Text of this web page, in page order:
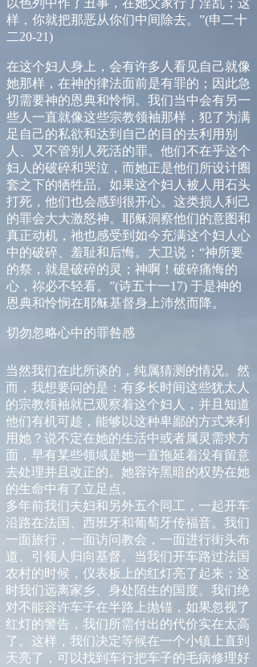
以色列中作了丑事，在她父家行了淫乱；这
样，你就把那恶从你们中间除去。”(申二十
二20-21)
在这个妇人身上，会有许多人看见自己就像
她那样，在神的律法面前是有罪的；因此急
切需要神的恩典和怜悯。我们当中会有另一
些人一直就像这些宗教领袖那样，犯了为满
足自己的私欲和达到自己的目的去利用别
人、又不管别人死活的罪。他们不在乎这个
妇人的破碎和哭泣，而她正是他们所设计圈
套之下的牺牲品。如果这个妇人被人用石头
打死，他们也会感到很开心。这类损人利己
的罪会大大激怒神。耶稣洞察他们的意图和
真正动机，祂也感受到如今充满这个妇人心
中的破碎、羞耻和后悔。大卫说：“神所要
的祭，就是破碎的灵；神啊！破碎痛悔的
心，祢必不轻看。”(诗五十一17) 于是神的
恩典和怜悯在耶稣基督身上沛然而降。
切勿忽略心中的罪咎感
当然我们在此所谈的，纯属猜测的情况。然
而，我想要问的是：有多长时间这些犹太人
的宗教领袖就已观察着这个妇人，并且知道
他们有机可趁，能够以这种卑鄙的方式来利
用她？说不定在她的生活中或者属灵需求方
面，早有某些领域是她一直拖延着没有留意
去处理并且改正的。她容许黑暗的权势在她
的生命中有了立足点。
多年前我们夫妇和另外五个同工，一起开车
沿路在法国、西班牙和葡萄牙传福音。我们
一面旅行，一面访问教会，一面进行街头布
道、引领人归向基督。当我们开车路过法国
农村的时候，仪表板上的红灯亮了起来；这
时我们远离家乡、身处陌生的国度。我们绝
对不能容许车子在半路上抛锚，如果忽视了
红灯的警告，我们所需付出的代价实在太高
了。这样，我们决定等候在一个小镇上直到
天亮了，可以找到车行把车子的毛病修理好